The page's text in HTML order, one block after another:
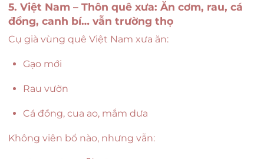
5. Việt Nam – Thôn quê xưa: Ăn cơm, rau, cá
đồng, canh bí… vẫn trường thọ
Cụ già vùng quê Việt Nam xưa ăn:
Gạo mới
Rau vườn
Cá đồng, cua ao, mắm dưa
Không viên bổ nào, nhưng vẫn: